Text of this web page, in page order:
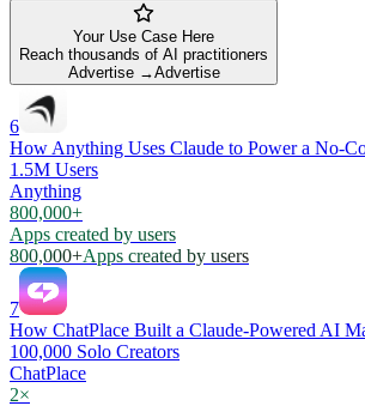
Your Use Case Here
Reach thousands of AI practitioners
Advertise →Advertise
6
How Anything Uses Claude to Power a No-
1.5M Users
Anything
800,000+
Apps created by users
800,000+Apps created by users
7
How ChatPlace Built a Claude-Powered AI
100,000 Solo Creators
ChatPlace
2×